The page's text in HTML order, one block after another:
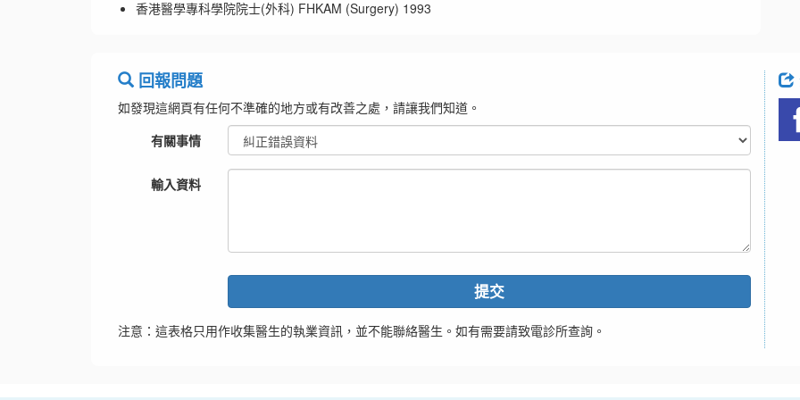
香港醫學專科學院院士(外科) FHKAM (Surgery) 1993
回報問題
如發現這網頁有任何不準確的地方或有改善之處，請讓我們知道。
有關事情
輸入資料
提交
注意：這表格只用作收集醫生的執業資訊，並不能聯絡醫生。如有需要請致電診所查詢。